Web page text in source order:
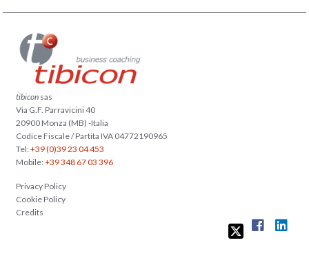
tibicon sas
Via G.F. Parravicini 40
20900 Monza (MB) -Italia
Codice Fiscale / Partita IVA 04772190965
Tel:+39 (0)39 23 04 453
Mobile:+39 348 67 03 396
Privacy Policy
Cookie Policy
Credits